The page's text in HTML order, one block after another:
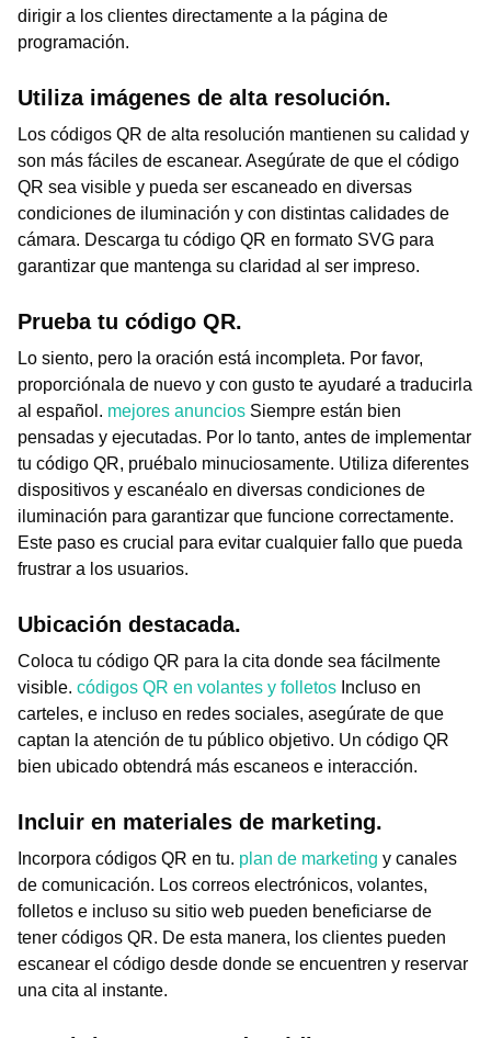
dirigir a los clientes directamente a la página de
programación.
Utiliza imágenes de alta resolución.
Los códigos QR de alta resolución mantienen su calidad y
son más fáciles de escanear. Asegúrate de que el código
QR sea visible y pueda ser escaneado en diversas
condiciones de iluminación y con distintas calidades de
cámara. Descarga tu código QR en formato SVG para
garantizar que mantenga su claridad al ser impreso.
Prueba tu código QR.
Lo siento, pero la oración está incompleta. Por favor,
proporciónala de nuevo y con gusto te ayudaré a traducirla
al español. mejores anuncios Siempre están bien
pensadas y ejecutadas. Por lo tanto, antes de implementar
tu código QR, pruébalo minuciosamente. Utiliza diferentes
dispositivos y escanéalo en diversas condiciones de
iluminación para garantizar que funcione correctamente.
Este paso es crucial para evitar cualquier fallo que pueda
frustrar a los usuarios.
Ubicación destacada.
Coloca tu código QR para la cita donde sea fácilmente
visible. códigos QR en volantes y folletos Incluso en
carteles, e incluso en redes sociales, asegúrate de que
captan la atención de tu público objetivo. Un código QR
bien ubicado obtendrá más escaneos e interacción.
Incluir en materiales de marketing.
Incorpora códigos QR en tu. plan de marketing y canales
de comunicación. Los correos electrónicos, volantes,
folletos e incluso su sitio web pueden beneficiarse de
tener códigos QR. De esta manera, los clientes pueden
escanear el código desde donde se encuentren y reservar
una cita al instante.